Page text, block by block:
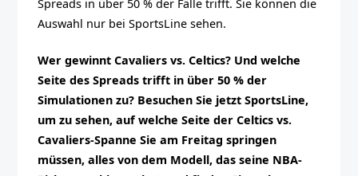
Spreads in über 50 % der Fälle trifft. Sie können die
Auswahl nur bei SportsLine sehen.
Wer gewinnt Cavaliers vs. Celtics? Und welche
Seite des Spreads trifft in über 50 % der
Simulationen zu? Besuchen Sie jetzt SportsLine,
um zu sehen, auf welche Seite der Celtics vs.
Cavaliers-Spanne Sie am Freitag springen
müssen, alles von dem Modell, das seine NBA-